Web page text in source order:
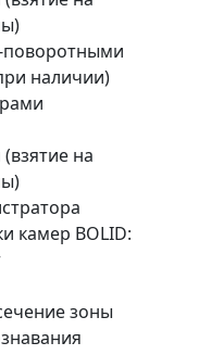
поворотными
наличии)
на
камер BOLID:
зоны